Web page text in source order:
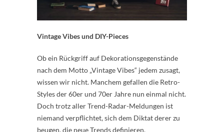
Vintage Vibes und DIY-Pieces
Ob ein Rückgriff auf Dekorationsgegenstände
nach dem Motto „Vintage Vibes“ jedem zusagt,
wissen wir nicht. Manchem gefallen die Retro-
Styles der 60er und 70er Jahre nun einmal nicht.
Doch trotz aller Trend-Radar-Meldungen ist
niemand verpflichtet, sich dem Diktat derer zu
beugen, die neue Trends definieren.